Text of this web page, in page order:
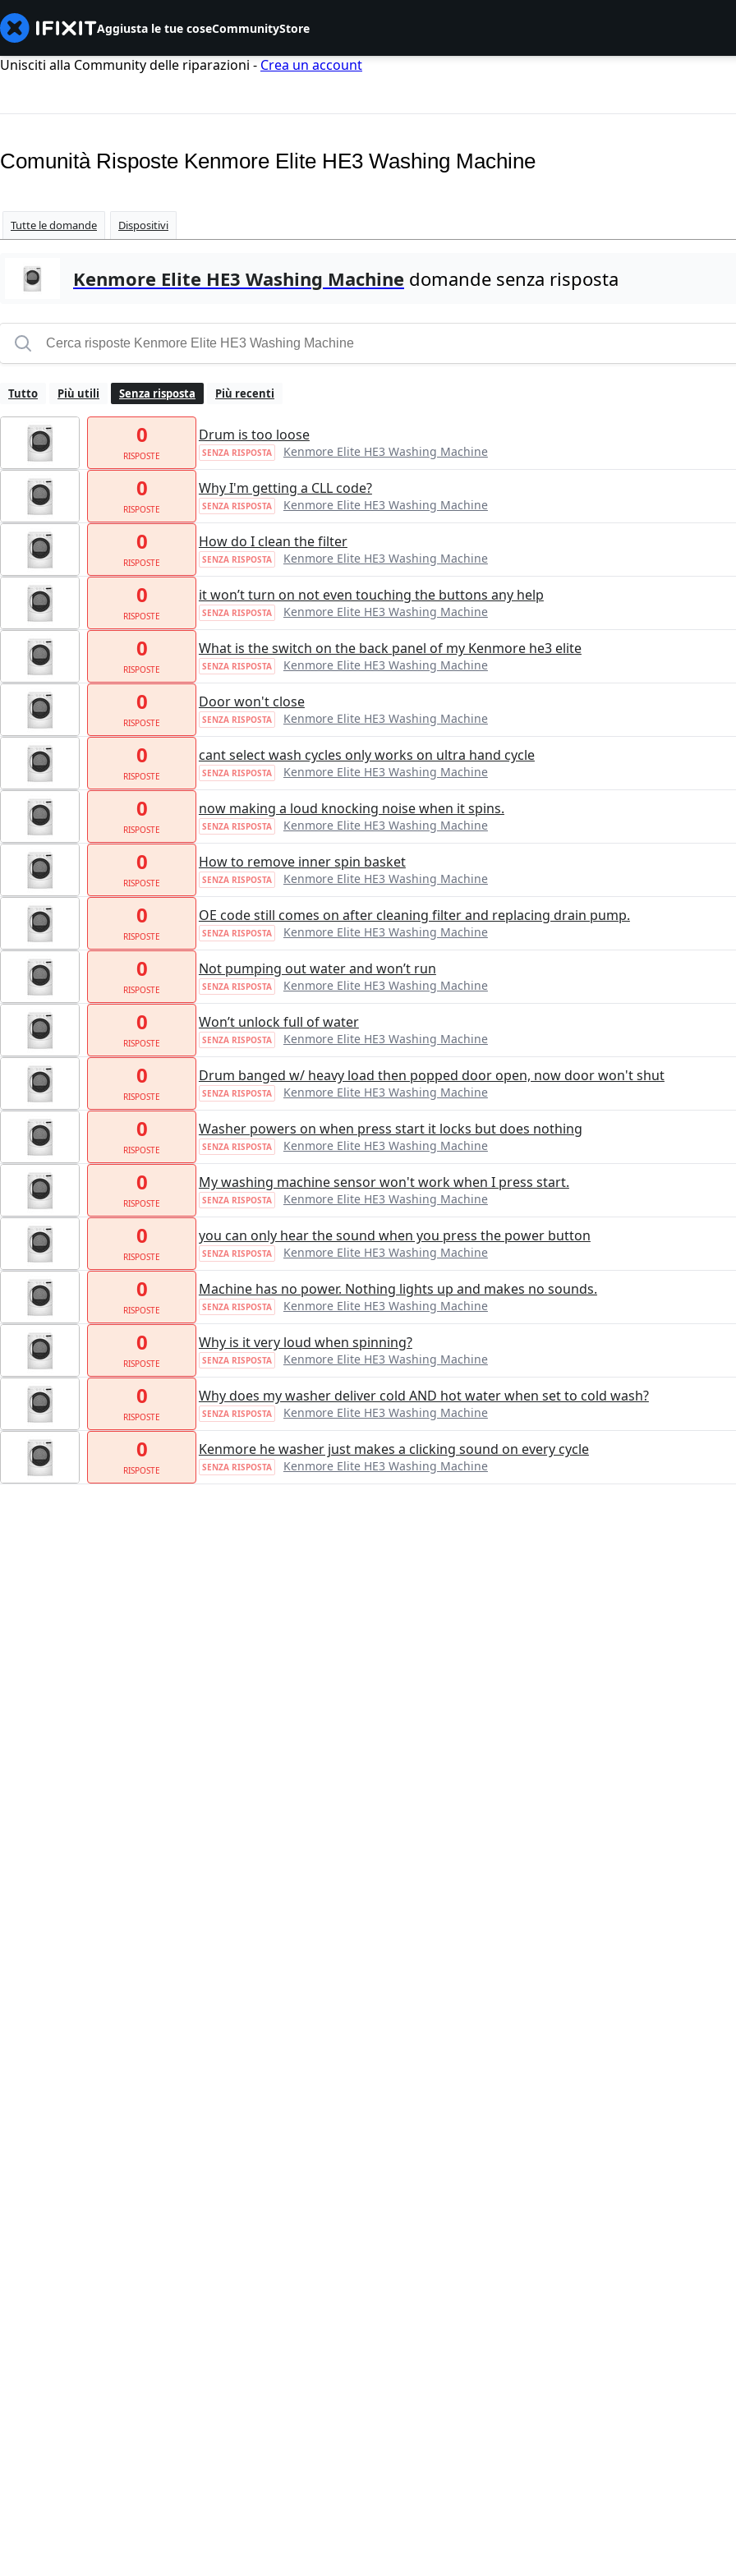
Aggiusta le tue coseCommunityStore
Unisciti alla Community delle riparazioni - Crea un account
Comunità Risposte Kenmore Elite HE3 Washing Machine
Tutte le domande Dispositivi
Kenmore Elite HE3 Washing Machine domande senza risposta
Tutto Più utili Senza risposta Più recenti
0
RISPOSTE
Drum is too loose
SENZA RISPOSTA Kenmore Elite HE3 Washing Machine
0
RISPOSTE
Why I'm getting a CLL code?
SENZA RISPOSTA Kenmore Elite HE3 Washing Machine
0
RISPOSTE
How do I clean the filter
SENZA RISPOSTA Kenmore Elite HE3 Washing Machine
0
RISPOSTE
it won’t turn on not even touching the buttons any help
SENZA RISPOSTA Kenmore Elite HE3 Washing Machine
0
RISPOSTE
What is the switch on the back panel of my Kenmore he3 elite
SENZA RISPOSTA Kenmore Elite HE3 Washing Machine
0
RISPOSTE
Door won't close
SENZA RISPOSTA Kenmore Elite HE3 Washing Machine
0
RISPOSTE
cant select wash cycles only works on ultra hand cycle
SENZA RISPOSTA Kenmore Elite HE3 Washing Machine
0
RISPOSTE
now making a loud knocking noise when it spins.
SENZA RISPOSTA Kenmore Elite HE3 Washing Machine
0
RISPOSTE
How to remove inner spin basket
SENZA RISPOSTA Kenmore Elite HE3 Washing Machine
0
RISPOSTE
OE code still comes on after cleaning filter and replacing drain pump.
SENZA RISPOSTA Kenmore Elite HE3 Washing Machine
0
RISPOSTE
Not pumping out water and won’t run
SENZA RISPOSTA Kenmore Elite HE3 Washing Machine
0
RISPOSTE
Won’t unlock full of water
SENZA RISPOSTA Kenmore Elite HE3 Washing Machine
0
RISPOSTE
Drum banged w/ heavy load then popped door open, now door won't shut
SENZA RISPOSTA Kenmore Elite HE3 Washing Machine
0
RISPOSTE
Washer powers on when press start it locks but does nothing
SENZA RISPOSTA Kenmore Elite HE3 Washing Machine
0
RISPOSTE
My washing machine sensor won't work when I press start.
SENZA RISPOSTA Kenmore Elite HE3 Washing Machine
0
RISPOSTE
you can only hear the sound when you press the power button
SENZA RISPOSTA Kenmore Elite HE3 Washing Machine
0
RISPOSTE
Machine has no power. Nothing lights up and makes no sounds.
SENZA RISPOSTA Kenmore Elite HE3 Washing Machine
0
RISPOSTE
Why is it very loud when spinning?
SENZA RISPOSTA Kenmore Elite HE3 Washing Machine
0
RISPOSTE
Why does my washer deliver cold AND hot water when set to cold wash?
SENZA RISPOSTA Kenmore Elite HE3 Washing Machine
0
RISPOSTE
Kenmore he washer just makes a clicking sound on every cycle
SENZA RISPOSTA Kenmore Elite HE3 Washing Machine